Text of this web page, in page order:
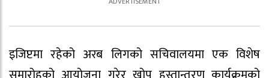
इजिप्टमा रहेको अरब लिगको सचिवालयमा एक विशेष